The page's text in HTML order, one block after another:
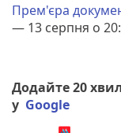
Прем'єра
— 13 серпня о
Додайте 20
у Google